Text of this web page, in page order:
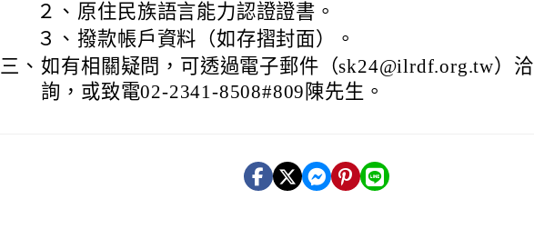
２、 原住民族語言能力認證證書。
３、 撥款帳戶資料（如存摺封面）。
三、 如有相關疑問，可透過電子郵件（sk24@ilrdf.org.tw）洽
詢，或致電02-2341-8508#809陳先生。